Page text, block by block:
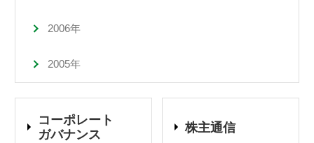
2006年
2005年
コーポレート
ガバナンス
株主通信